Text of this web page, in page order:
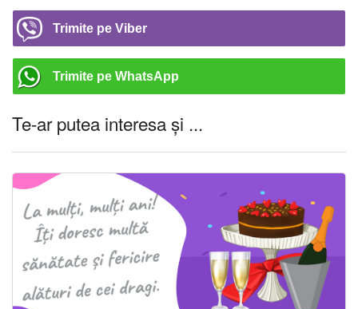
Trimite pe Viber
Trimite pe WhatsApp
Te-ar putea interesa și ...